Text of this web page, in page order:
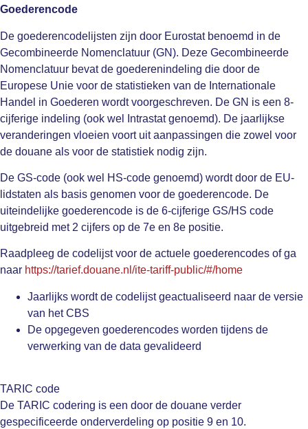
Goederencode
De goederencodelijsten zijn door Eurostat benoemd in de
Gecombineerde Nomenclatuur (GN). Deze Gecombineerde
Nomenclatuur bevat de goederenindeling die door de
Europese Unie voor de statistieken van de Internationale
Handel in Goederen wordt voorgeschreven. De GN is een 8-
cijferige indeling (ook wel Intrastat genoemd). De jaarlijkse
veranderingen vloeien voort uit aanpassingen die zowel voor
de douane als voor de statistiek nodig zijn.
De GS-code (ook wel HS-code genoemd) wordt door de EU-
lidstaten als basis genomen voor de goederencode. De
uiteindelijke goederencode is de 6-cijferige GS/HS code
uitgebreid met 2 cijfers op de 7e en 8e positie.
Raadpleeg de codelijst voor de actuele goederencodes of ga
naar https://tarief.douane.nl/ite-tariff-public/#/home
Jaarlijks wordt de codelijst geactualiseerd naar de versie
van het CBS
De opgegeven goederencodes worden tijdens de
verwerking van de data gevalideerd
TARIC code
De TARIC codering is een door de douane verder
gespecificeerde onderverdeling op positie 9 en 10.